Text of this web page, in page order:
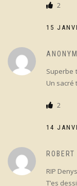
2
15
Superbe
Un sacré
2
14
RIP
T’es